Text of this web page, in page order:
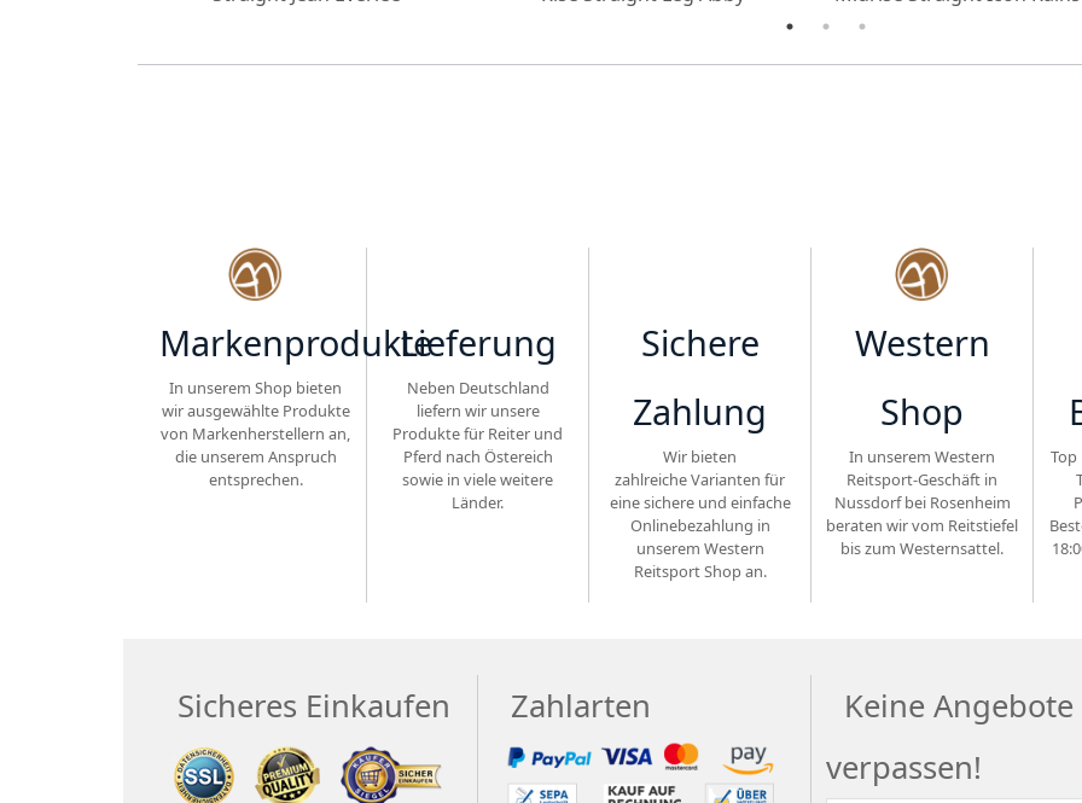
Markenprodukte
In unserem Shop bieten
wir ausgewählte Produkte
von Markenherstellern an,
die unserem Anspruch
entsprechen.
Lieferung
Neben Deutschland
liefern wir unsere
Produkte für Reiter und
Pferd nach Östereich
sowie in viele weitere
Länder.
Sichere
Zahlung
Wir bieten
zahlreiche Varianten für
eine sichere und einfache
Onlinebezahlung in
unserem Western
Reitsport Shop an.
Western
Shop
In unserem Western
Reitsport-Geschäft in
Nussdorf bei Rosenheim
beraten wir vom Reitstiefel
bis zum Westernsattel.
Sicheres Einkaufen Zahlarten
Keine
verpassen!